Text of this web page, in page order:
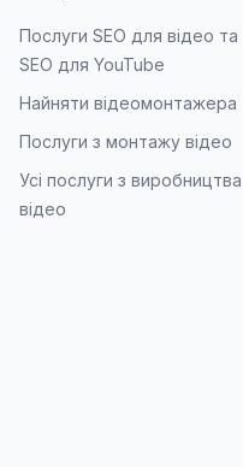
Послуги SEO для відео та
SEO для YouTube
Найняти відеомонтажера
Послуги з монтажу відео
Усі послуги з виробництва
відео